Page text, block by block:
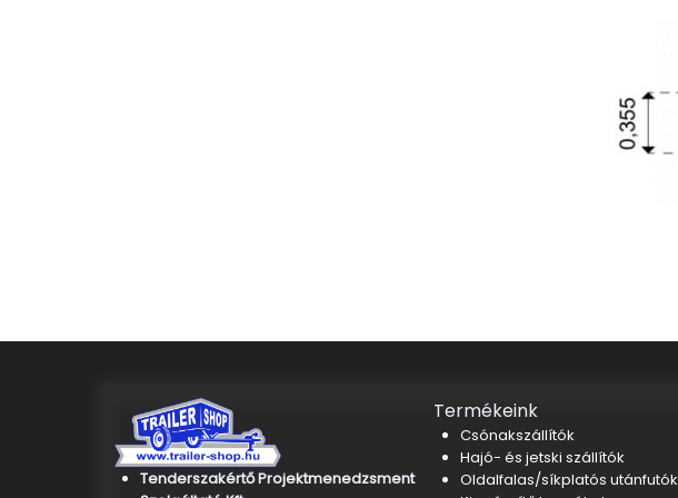
Tenderszakértő Projektmenedzsment
Termékeink
Csónakszállítók
Hajó- és jetski szállítók
Oldalfalas/síkplatós utánfutók